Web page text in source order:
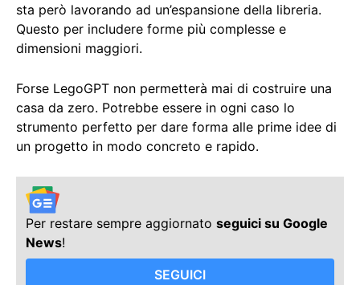
sta però lavorando ad un’espansione della libreria.
Questo per includere forme più complesse e
dimensioni maggiori.
Forse LegoGPT non permetterà mai di costruire una
casa da zero. Potrebbe essere in ogni caso lo
strumento perfetto per dare forma alle prime idee di
un progetto in modo concreto e rapido.
Per restare sempre aggiornato seguici su Google
News!
SEGUICI